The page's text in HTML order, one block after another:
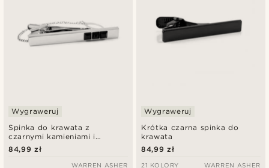
Spinka do krawata z
czarnymi kamieniami i
łańcuszkiem
Wygraweruj
84,99 zł
WARREN ASHER
Krótka czarna spinka do
krawata
Wygraweruj
84,99 zł
21 KOLORY WARREN ASHER